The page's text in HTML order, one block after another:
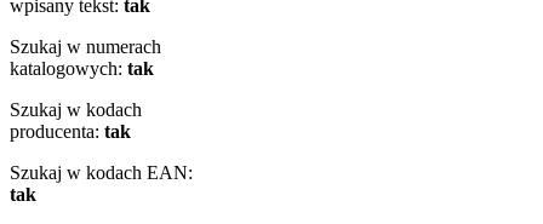
wpisany tekst: tak
Szukaj w numerach
katalogowych: tak
Szukaj w kodach
producenta: tak
Szukaj w kodach EAN:
tak